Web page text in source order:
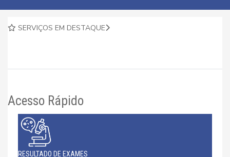
SERVIÇOS EM DESTAQUE
Acesso Rápido
RESULTADO DE EXAMES